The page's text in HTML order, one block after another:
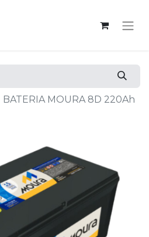
BATERIA MOURA 8D 220Ah